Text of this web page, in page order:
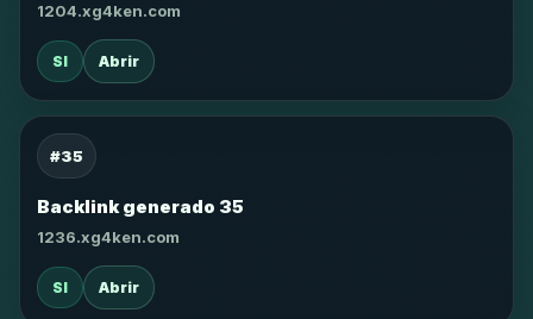
1204.xg4ken.com
SI Abrir
#35
Backlink generado 35
1236.xg4ken.com
SI Abrir